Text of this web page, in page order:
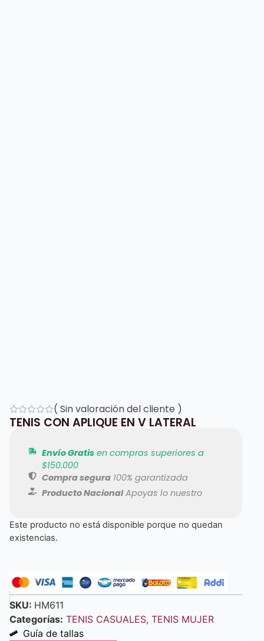
( Sin valoración del cliente )
TENIS CON APLIQUE EN V LATERAL
Envío Gratisen compras superiores a
$150.000
Compra segura100% garantizada
Producto NacionalApoyas lo nuestro
Este producto no está disponible porque no quedan
existencias.
SKU: HM611
Categorías: TENIS CASUALES, TENIS MUJER
Guía de tallas